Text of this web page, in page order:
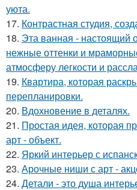
уюта.
17. Контрастная студия,
18. Эта ванная - настоящий
нежные оттенки и
атмосферу легкости и
19. Квартира, которая
перепланировки.
20. Вдохновение в деталях.
21. Простая идея, которая
арт - объект.
22. Яркий интерьер с
23. Арочные ниши с арт -
24. Детали - это душа